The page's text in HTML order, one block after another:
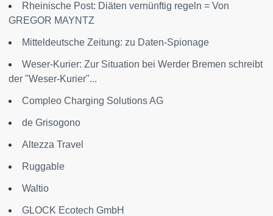
Rheinische Post: Diäten vernünftig regeln = Von
GREGOR MAYNTZ
Mitteldeutsche Zeitung: zu Daten-Spionage
Weser-Kurier: Zur Situation bei Werder Bremen schreibt
der "Weser-Kurier"...
Compleo Charging Solutions AG
de Grisogono
Altezza Travel
Ruggable
Waltio
GLOCK Ecotech GmbH